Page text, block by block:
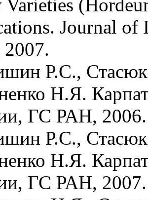
Varieties
Journal of
Р.С.,
Н.Я.
ГС РАН, 2006.
Р.С.,
Н.Я.
ГС РАН, 2007.